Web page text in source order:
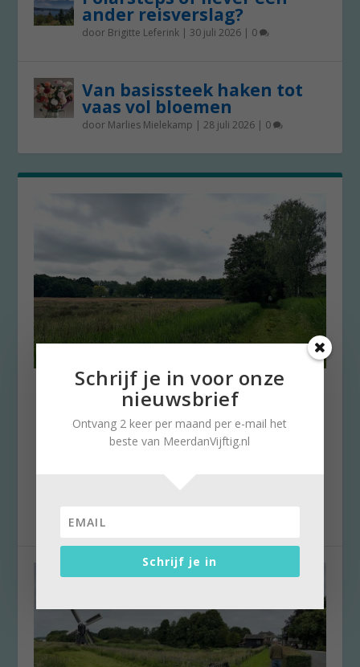
ander reisverslag?
door Brigitte Leferink | 30 juli 2026 | 0
Van basissteek haken tot
vaas vol bloemen
door Marlies Mielekamp |28 juli 2026 | 0
Klompenpad toont Utrecht en
Gelderland op hun mooist
Stella Ruisch|16 augustus 2025 |0
Schrijf je in voor onze
nieuwsbrief
Ontvang 2 keer per maand per e-mail het
beste van MeerdanVijftig.nl
Schrijf je in